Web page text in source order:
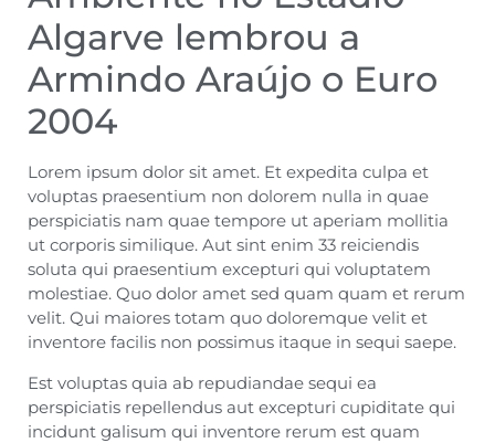
Algarve lembrou a
Armindo Araújo o Euro
2004
Lorem ipsum dolor sit amet. Et expedita culpa et
voluptas praesentium non dolorem nulla in quae
perspiciatis nam quae tempore ut aperiam mollitia
ut corporis similique. Aut sint enim 33 reiciendis
soluta qui praesentium excepturi qui voluptatem
molestiae. Quo dolor amet sed quam quam et rerum
velit. Qui maiores totam quo doloremque velit et
inventore facilis non possimus itaque in sequi saepe.
Est voluptas quia ab repudiandae sequi ea
perspiciatis repellendus aut excepturi cupiditate qui
incidunt galisum qui inventore rerum est quam